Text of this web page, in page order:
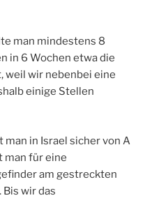
man mindestens 8
in 6 Wochen etwa die
weil wir nebenbei eine
einige Stellen
in Israel sicher von A
man für eine
am gestreckten
wir das